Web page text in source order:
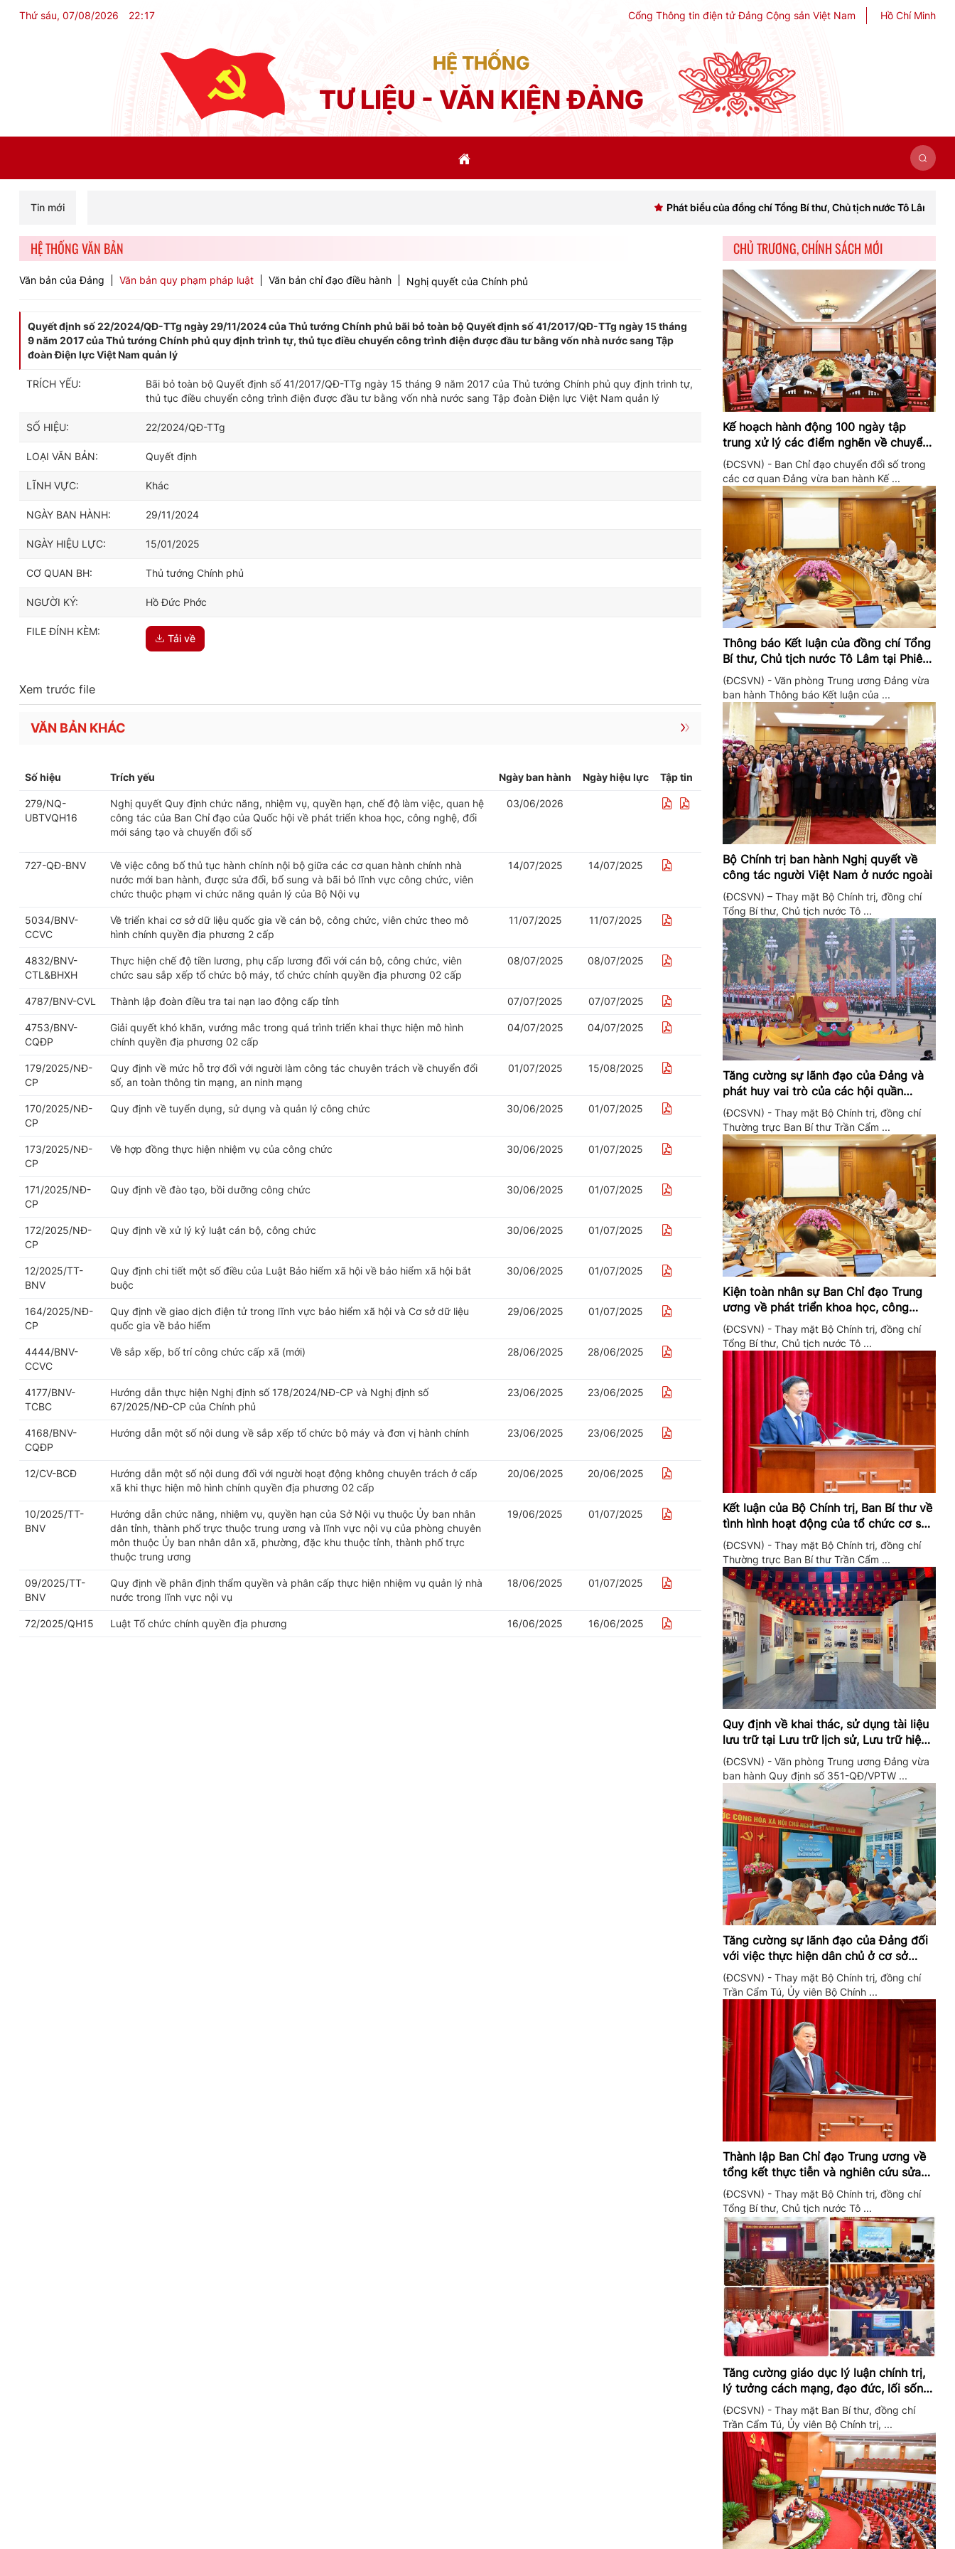
Thứ sáu, 07/08/2026 22:17 Cổng Thông tin điện tử Đảng Cộng sản Việt Nam Hồ Chí Minh
HỆ THỐNG
TƯ LIỆU - VĂN KIỆN ĐẢNG
Tin mới Phát biểu của đồng chí Tổng Bí thư, Chủ tịch nước Tô Lâm khai mạc Hội
HỆ THỐNG VĂN BẢN
Văn bản của Đảng Văn bản quy phạm pháp luật Văn bản chỉ đạo điều hành Nghị quyết của Chính phủ
Quyết định số 22/2024/QĐ-TTg ngày 29/11/2024 của Thủ tướng Chính phủ bãi bỏ toàn bộ Quyết định số 41/2017/QĐ-TTg ngày 15 tháng
9 năm 2017 của Thủ tướng Chính phủ quy định trình tự, thủ tục điều chuyển công trình điện được đầu tư bằng vốn nhà nước sang Tập
đoàn Điện lực Việt Nam quản lý
TRÍCH YẾU:
Bãi bỏ toàn bộ Quyết định số 41/2017/QĐ-TTg ngày 15 tháng 9 năm 2017 của Thủ tướng Chính phủ quy định trình tự,
thủ tục điều chuyển công trình điện được đầu tư bằng vốn nhà nước sang Tập đoàn Điện lực Việt Nam quản lý
SỐ HIỆU: 22/2024/QĐ-TTg
LOẠI VĂN BẢN: Quyết định
LĨNH VỰC: Khác
NGÀY BAN HÀNH: 29/11/2024
NGÀY HIỆU LỰC: 15/01/2025
CƠ QUAN BH: Thủ tướng Chính phủ
NGƯỜI KÝ: Hồ Đức Phớc
FILE ĐÍNH KÈM:
Tải về
Xem trước file
VĂN BẢN KHÁC
Số hiệu Trích yếu Ngày ban hành Ngày hiệu lực Tập tin
279/NQ-
UBTVQH16
Nghị quyết Quy định chức năng, nhiệm vụ, quyền hạn, chế độ làm việc, quan hệ
công tác của Ban Chỉ đạo của Quốc hội về phát triển khoa học, công nghệ, đổi
mới sáng tạo và chuyển đổi số
03/06/2026
727-QĐ-BNV
Về việc công bố thủ tục hành chính nội bộ giữa các cơ quan hành chính nhà
nước mới ban hành, được sửa đổi, bổ sung và bãi bỏ lĩnh vực công chức, viên
chức thuộc phạm vi chức năng quản lý của Bộ Nội vụ
14/07/2025 14/07/2025
5034/BNV-
CCVC
Về triển khai cơ sở dữ liệu quốc gia về cán bộ, công chức, viên chức theo mô
hình chính quyền địa phương 2 cấp
11/07/2025 11/07/2025
4832/BNV-
CTL&BHXH
Thực hiện chế độ tiền lương, phụ cấp lương đối với cán bộ, công chức, viên
chức sau sắp xếp tổ chức bộ máy, tổ chức chính quyền địa phương 02 cấp
08/07/2025 08/07/2025
4787/BNV-CVL Thành lập đoàn điều tra tai nạn lao động cấp tỉnh 07/07/2025 07/07/2025
4753/BNV-
CQĐP
Giải quyết khó khăn, vướng mắc trong quá trình triển khai thực hiện mô hình
chính quyền địa phương 02 cấp
04/07/2025 04/07/2025
179/2025/NĐ-
CP
Quy định về mức hỗ trợ đối với người làm công tác chuyên trách về chuyển đổi
số, an toàn thông tin mạng, an ninh mạng
01/07/2025 15/08/2025
170/2025/NĐ-
CP
Quy định về tuyển dụng, sử dụng và quản lý công chức 30/06/2025 01/07/2025
173/2025/NĐ-
CP
Về hợp đồng thực hiện nhiệm vụ của công chức 30/06/2025 01/07/2025
171/2025/NĐ-
CP
Quy định về đào tạo, bồi dưỡng công chức 30/06/2025 01/07/2025
172/2025/NĐ-
CP
Quy định về xử lý kỷ luật cán bộ, công chức 30/06/2025 01/07/2025
12/2025/TT-
BNV
Quy định chi tiết một số điều của Luật Bảo hiểm xã hội về bảo hiểm xã hội bắt
buộc
30/06/2025 01/07/2025
164/2025/NĐ-
CP
Quy định về giao dịch điện tử trong lĩnh vực bảo hiểm xã hội và Cơ sở dữ liệu
quốc gia về bảo hiểm
29/06/2025 01/07/2025
4444/BNV-
CCVC
Về sắp xếp, bố trí công chức cấp xã (mới) 28/06/2025 28/06/2025
4177/BNV-
TCBC
Hướng dẫn thực hiện Nghị định số 178/2024/NĐ-CP và Nghị định số
67/2025/NĐ-CP của Chính phủ
23/06/2025 23/06/2025
4168/BNV-
CQĐP
Hướng dẫn một số nội dung về sắp xếp tổ chức bộ máy và đơn vị hành chính 23/06/2025 23/06/2025
12/CV-BCĐ
Hướng dẫn một số nội dung đối với người hoạt động không chuyên trách ở cấp
xã khi thực hiện mô hình chính quyền địa phương 02 cấp
20/06/2025 20/06/2025
10/2025/TT-
BNV
Hướng dẫn chức năng, nhiệm vụ, quyền hạn của Sở Nội vụ thuộc Ủy ban nhân
dân tỉnh, thành phố trực thuộc trung ương và lĩnh vực nội vụ của phòng chuyên
môn thuộc Ủy ban nhân dân xã, phường, đặc khu thuộc tỉnh, thành phố trực
thuộc trung ương
19/06/2025 01/07/2025
09/2025/TT-
BNV
Quy định về phân định thẩm quyền và phân cấp thực hiện nhiệm vụ quản lý nhà
nước trong lĩnh vực nội vụ
18/06/2025 01/07/2025
72/2025/QH15 Luật Tổ chức chính quyền địa phương 16/06/2025 16/06/2025
CHỦ TRƯƠNG, CHÍNH SÁCH MỚI
Kế hoạch hành động 100 ngày tập
trung xử lý các điểm nghẽn về chuyển
đổi số trong các cơ quan Đảng
(ĐCSVN) - Ban Chỉ đạo chuyển đổi số trong
các cơ quan Đảng vừa ban hành Kế ...
Thông báo Kết luận của đồng chí Tổng
Bí thư, Chủ tịch nước Tô Lâm tại Phiên
họp Ban Chỉ đạo Trung ương thực hiện
Nghị quyết 57
(ĐCSVN) - Văn phòng Trung ương Đảng vừa
ban hành Thông báo Kết luận của ...
Bộ Chính trị ban hành Nghị quyết về
công tác người Việt Nam ở nước ngoài
(ĐCSVN) – Thay mặt Bộ Chính trị, đồng chí
Tổng Bí thư, Chủ tịch nước Tô ...
Tăng cường sự lãnh đạo của Đảng và
phát huy vai trò của các hội quần
chúng trong giai đoạn phát triển mới
(ĐCSVN) - Thay mặt Bộ Chính trị, đồng chí
Thường trực Ban Bí thư Trần Cẩm ...
Kiện toàn nhân sự Ban Chỉ đạo Trung
ương về phát triển khoa học, công
nghệ, đổi mới sáng tạo và chuyển đổi
số
(ĐCSVN) - Thay mặt Bộ Chính trị, đồng chí
Tổng Bí thư, Chủ tịch nước Tô ...
Kết luận của Bộ Chính trị, Ban Bí thư về
tình hình hoạt động của tổ chức cơ sở
đảng trong quý II/2026
(ĐCSVN) - Thay mặt Bộ Chính trị, đồng chí
Thường trực Ban Bí thư Trần Cẩm ...
Quy định về khai thác, sử dụng tài liệu
lưu trữ tại Lưu trữ lịch sử, Lưu trữ hiện
hành của Trung ương Đảng và Văn
phòng Trung ương Đảng
(ĐCSVN) - Văn phòng Trung ương Đảng vừa
ban hành Quy định số 351-QĐ/VPTW ...
Tăng cường sự lãnh đạo của Đảng đối
với việc thực hiện dân chủ ở cơ sở
trong giai đoạn mới
(ĐCSVN) - Thay mặt Bộ Chính trị, đồng chí
Trần Cẩm Tú, Ủy viên Bộ Chính ...
Thành lập Ban Chỉ đạo Trung ương về
tổng kết thực tiễn và nghiên cứu sửa
đổi, bổ sung Điều lệ Đảng
(ĐCSVN) - Thay mặt Bộ Chính trị, đồng chí
Tổng Bí thư, Chủ tịch nước Tô ...
Tăng cường giáo dục lý luận chính trị,
lý tưởng cách mạng, đạo đức, lối sống,
ý thức công dân trong hệ thống giáo
dục quốc dân
(ĐCSVN) - Thay mặt Ban Bí thư, đồng chí
Trần Cẩm Tú, Ủy viên Bộ Chính trị, ...